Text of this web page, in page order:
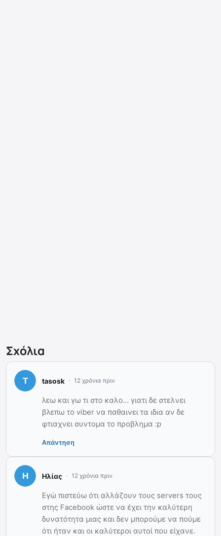
Σχόλια
tasosk 12 χρόνια πριν
λεω και γω τι στο καλο… γιατι δε στελνει
βλεπω το viber να παθαινει τα ιδια αν δε
φτιαχνει συντομα το προβλημα :p
Απάντηση
Ηλίας 12 χρόνια πριν
Εγώ πιστεύω ότι αλλάζουν τους servers τους
στης Facebook ώστε να έχει την καλύτερη
δυνατότητα μιας και δεν μπορούμε να πούμε
ότι ήταν και οι καλύτεροι αυτοί που είχανε.